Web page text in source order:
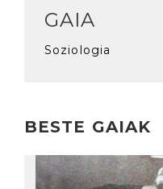
GAIA
Soziologia
BESTE GAIAK
Irakurri